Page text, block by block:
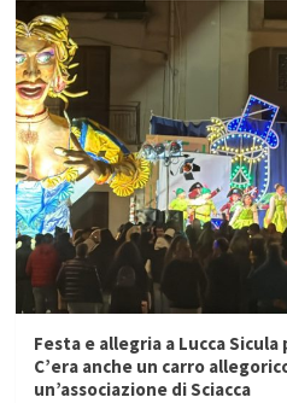
Festa e allegria a Lucca
C’era anche un carro
un’associazione di Sciacca